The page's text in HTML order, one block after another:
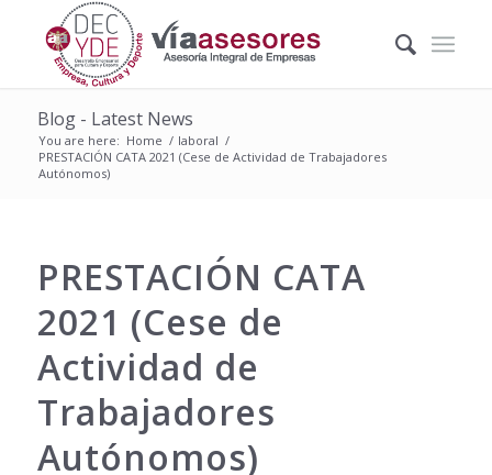
Blog - Latest News
You are here: Home / laboral /
PRESTACIÓN CATA 2021 (Cese de Actividad de Trabajadores
Autónomos)
PRESTACIÓN CATA
2021 (Cese de
Actividad de
Trabajadores
Autónomos)